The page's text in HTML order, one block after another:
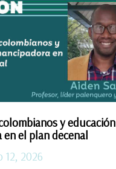
y educación
en el plan decenal
12, 2026